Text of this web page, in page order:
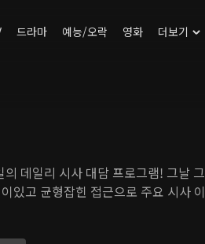
드라마 예능/오락 영화 더보기
데일리 시사 대담 프로그램! 그날 그
있고 균형잡힌 접근으로 주요 시사 이